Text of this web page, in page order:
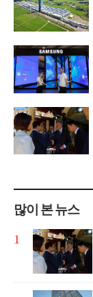
많이 본 뉴스